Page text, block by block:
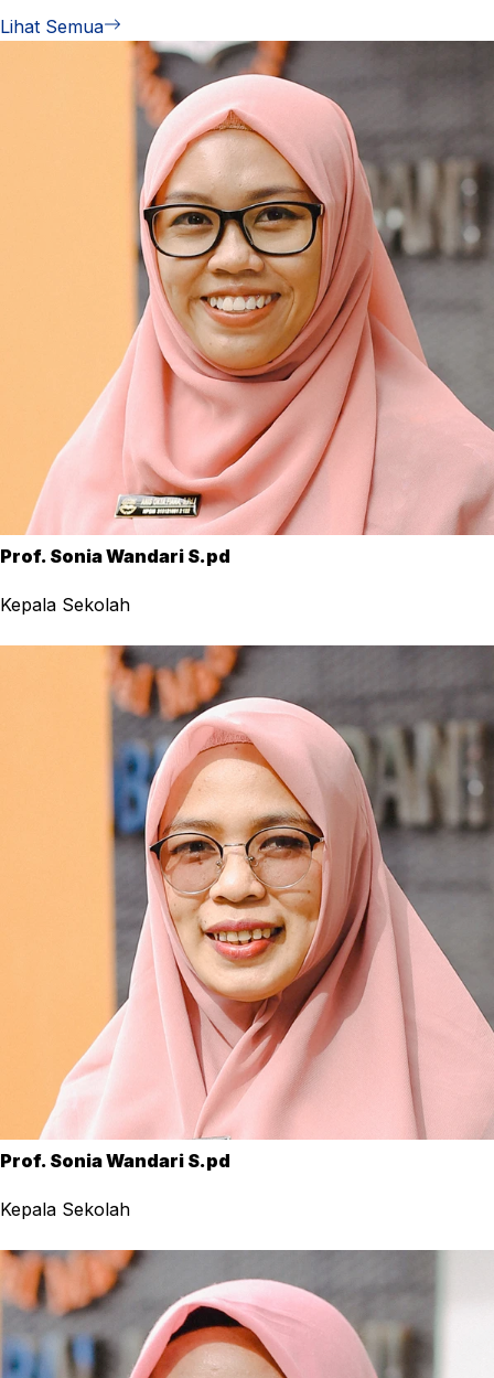
Lihat Semua
Prof. Sonia Wandari S.pd
Kepala Sekolah
Prof. Sonia Wandari S.pd
Kepala Sekolah